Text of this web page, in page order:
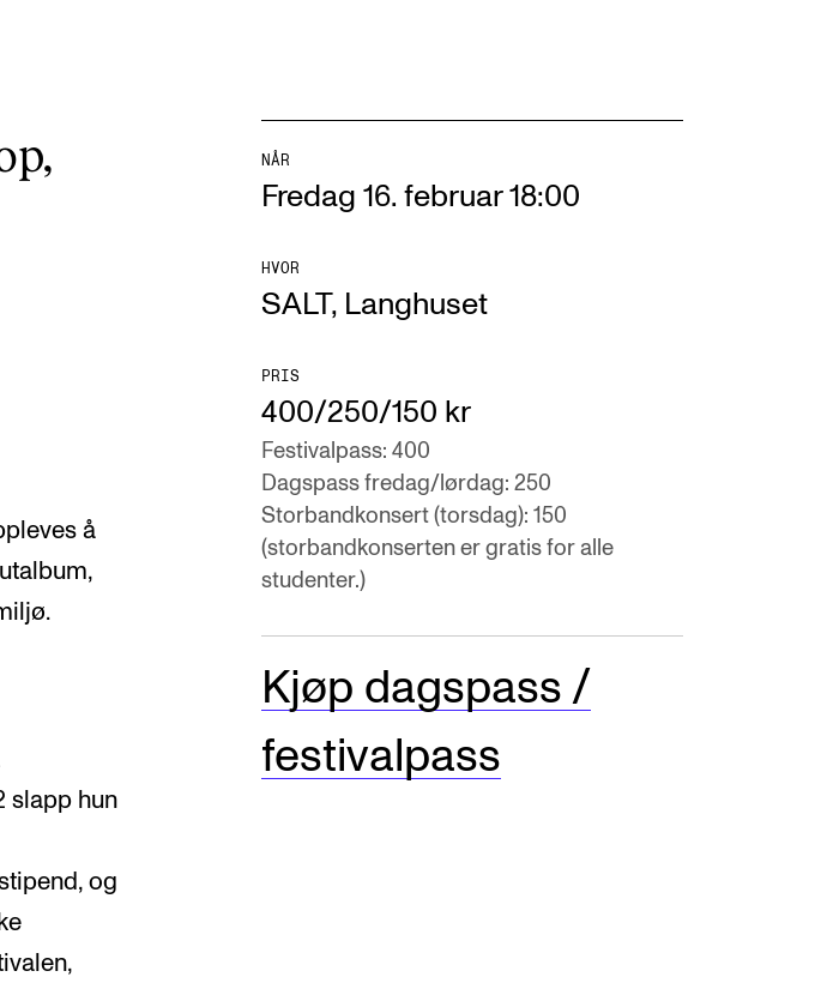
NÅR
Fredag 16. februar 18:00
HVOR
SALT, Langhuset
PRIS
400/250/150 kr
Festivalpass: 400
Dagspass fredag/lørdag: 250
Storbandkonsert (torsdag): 150
(storbandkonserten er gratis for alle
studenter.)
Kjøp dagspass /
festivalpass
å
slapp hun
og